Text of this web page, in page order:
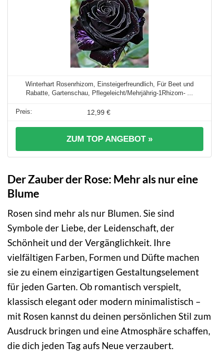
Winterhart Rosenrhizom, Einsteigerfreundlich, Für Beet und
Rabatte, Gartenschau, Pflegeleicht/Mehrjährig-1Rhizom- ...
12,99 €
ZUM TOP ANGEBOT »
Der Zauber der Rose: Mehr als nur eine
Blume
Rosen sind mehr als nur Blumen. Sie sind
Symbole der Liebe, der Leidenschaft, der
Schönheit und der Vergänglichkeit. Ihre
vielfältigen Farben, Formen und Düfte machen
sie zu einem einzigartigen Gestaltungselement
für jeden Garten. Ob romantisch verspielt,
klassisch elegant oder modern minimalistisch –
mit Rosen kannst du deinen persönlichen Stil zum
Ausdruck bringen und eine Atmosphäre schaffen,
die dich jeden Tag aufs Neue verzaubert.